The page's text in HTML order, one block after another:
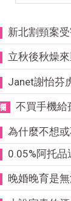
新北割頸案
立秋後秋燥
Janet謝怡芬虎
不買手機給
為什麼不想或
0.05%阿托品
晚婚晚育是